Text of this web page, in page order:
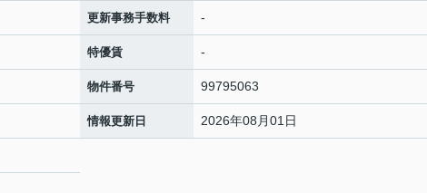
更新事務手数料 -
特優賃 -
物件番号 99795063
情報更新日 2026年08月01日